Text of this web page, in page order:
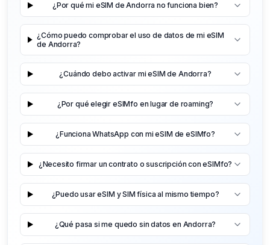
¿Por qué mi eSIM de Andorra no funciona bien?
¿Cómo puedo comprobar el uso de datos de mi eSIM
de Andorra?
¿Cuándo debo activar mi eSIM de Andorra?
¿Por qué elegir eSIMfo en lugar de roaming?
¿Funciona WhatsApp con mi eSIM de eSIMfo?
¿Necesito firmar un contrato o suscripción con eSIMfo?
¿Puedo usar eSIM y SIM física al mismo tiempo?
¿Qué pasa si me quedo sin datos en Andorra?